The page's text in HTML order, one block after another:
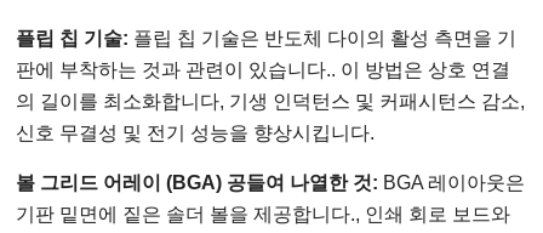
플립 칩 기술: 플립 칩 기술은 반도체 다이의 활성 측면을 기
판에 부착하는 것과 관련이 있습니다.. 이 방법은 상호 연결
의 길이를 최소화합니다, 기생 인덕턴스 및 커패시턴스 감소,
신호 무결성 및 전기 성능을 향상시킵니다.
볼 그리드 어레이 (BGA) 공들여 나열한 것: BGA 레이아웃은
기판 밑면에 짙은 솔더 볼을 제공합니다., 인쇄 회로 보드와